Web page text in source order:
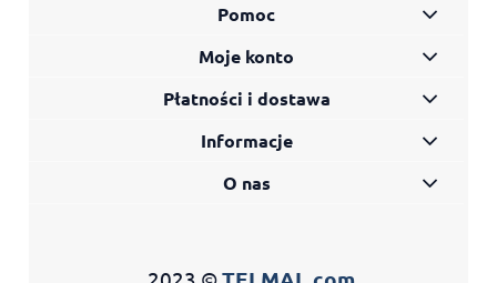
Pomoc
Moje konto
Płatności i dostawa
Informacje
O nas